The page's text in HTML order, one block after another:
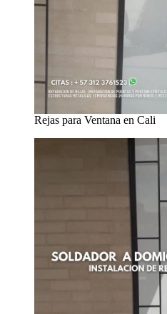
Rejas para Ventana en Cali